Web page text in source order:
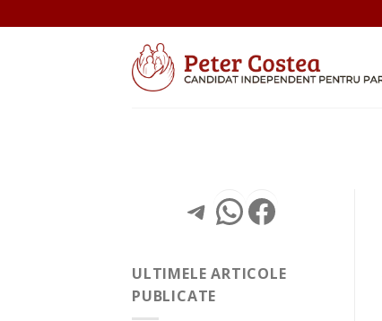
to
Telegram
WhatsApp
ULTIMELE ARTICOLE
PUBLICATE